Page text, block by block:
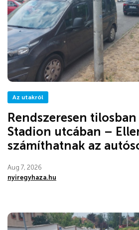
Az utakról
Rendszeresen
Stadion utcában –
számíthatnak az
Aug 7, 2026
nyiregyhaza.hu